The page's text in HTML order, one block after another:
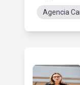
Agencia